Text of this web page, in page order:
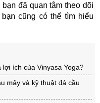
đã quan tâm theo dõi
cũng có thể tìm hiểu
ích của Vinyasa Yoga?
mây và kỹ thuật đá cầu